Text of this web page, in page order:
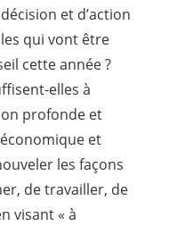
et d’action
qui vont être
cette année ?
elles à
profonde et
et
les façons
de travailler, de
visant « à